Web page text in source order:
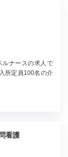
ルナースの求人で
所定員100名の介
看護